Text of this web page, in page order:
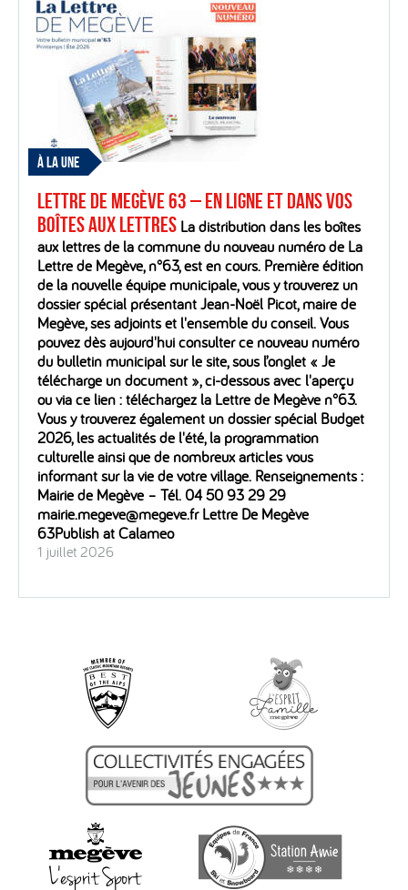
À LA UNE
Lettre de Megève 63 – En ligne et dans vos
boîtes aux lettres La distribution dans les boîtes
aux lettres de la commune du nouveau numéro de La
Lettre de Megève, n°63, est en cours. Première édition
de la nouvelle équipe municipale, vous y trouverez un
dossier spécial présentant Jean-Noël Picot, maire de
Megève, ses adjoints et l'ensemble du conseil. Vous
pouvez dès aujourd'hui consulter ce nouveau numéro
du bulletin municipal sur le site, sous l’onglet « Je
télécharge un document », ci-dessous avec l'aperçu
ou via ce lien : téléchargez la Lettre de Megève n°63.
Vous y trouverez également un dossier spécial Budget
2026, les actualités de l'été, la programmation
culturelle ainsi que de nombreux articles vous
informant sur la vie de votre village. Renseignements :
Mairie de Megève – Tél. 04 50 93 29 29
mairie.megeve@megeve.fr Lettre De Megève
63Publish at Calameo
1 juillet 2026